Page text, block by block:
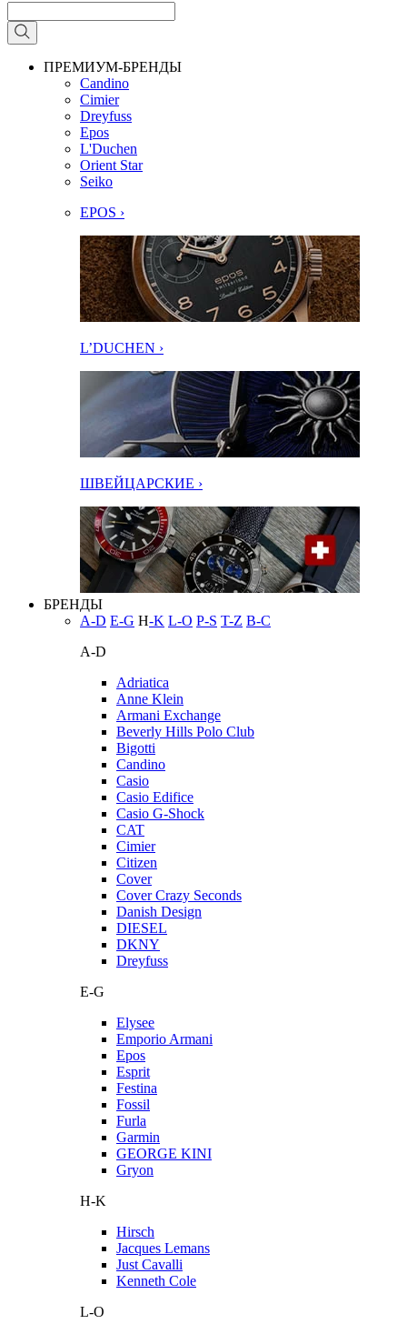
ПРЕМИУМ-БРЕНДЫ
Candino
Cimier
Dreyfuss
Epos
L'Duchen
Orient Star
Seiko
EPOS ›
L’DUCHEN ›
ШВЕЙЦАРСКИЕ ›
БРЕНДЫ
A-D E-G H-K L-O P-S T-Z В-С
A-D
Adriatica
Anne Klein
Armani Exchange
Beverly Hills Polo Club
Bigotti
Candino
Casio
Casio Edifice
Casio G-Shock
CAT
Cimier
Citizen
Cover
Cover Crazy Seconds
Danish Design
DIESEL
DKNY
Dreyfuss
E-G
Elysee
Emporio Armani
Epos
Esprit
Festina
Fossil
Furla
Garmin
GEORGE KINI
Gryon
H-K
Hirsch
Jacques Lemans
Just Cavalli
Kenneth Cole
L-O